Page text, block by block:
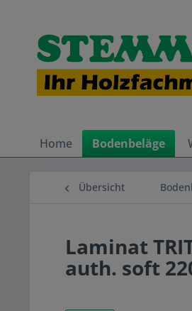
Home Bodenbeläge
Übersicht
Laminat
auth. soft